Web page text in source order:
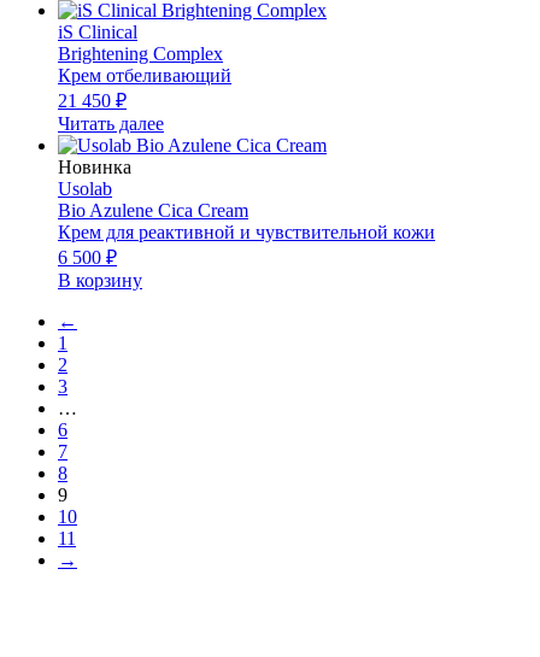
iS Clinical
Brightening Complex
Крем отбеливающий
21 450 ₽
Читать далее
Новинка
Usolab
Bio Azulene Cica Cream
Крем для реактивной и чувствительной кожи
6 500 ₽
В корзину
←
1
2
3
…
6
7
8
9
10
11
→